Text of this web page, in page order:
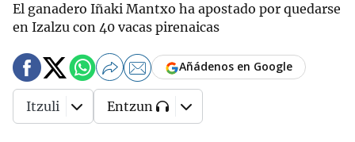
El ganadero Iñaki Mantxo ha apostado por quedarse
en Izalzu con 40 vacas pirenaicas
Añádenos en Google
Itzuli Entzun